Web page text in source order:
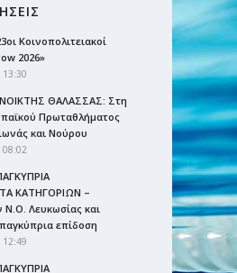
Κοινοπολιτειακοί
2026»
13:30
ΘΑΛΑΣΣΑΣ: Στη
Πρωταθλήματος
και Νούρου
08:02
ΚΑΤΗΓΟΡΙΩΝ –
Ν.Ο. Λευκωσίας και
επίδοση
12:49